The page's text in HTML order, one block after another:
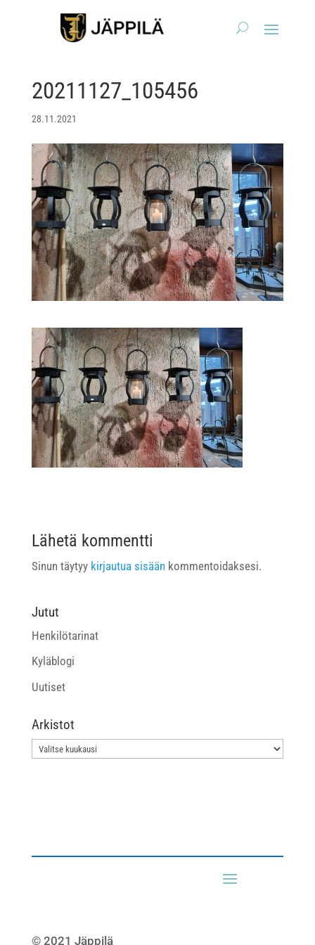
20211127_105456
28.11.2021
Lähetä kommentti
Sinun täytyy kirjautua sisäänkommentoidaksesi.
Jutut
Henkilötarinat
Kyläblogi
Uutiset
Arkistot
Arkistot
© 2021 Jäppilä